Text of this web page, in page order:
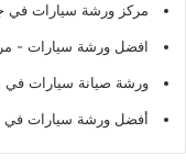
مركز ورشة سيارات في
افضل ورشة سيارات -
ورشة صيانة سيارات في
أفضل ورشة سيارات في